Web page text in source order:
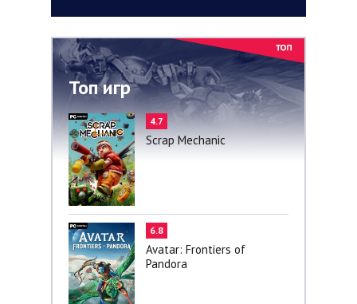
Топ игр
4.7
Scrap Mechanic
6.8
Avatar: Frontiers of
Pandora